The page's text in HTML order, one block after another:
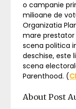
o campanie
milioane de
Organizatia
mare prestator
scena politica
deschise, este
scena
Parenthood. (
About Post